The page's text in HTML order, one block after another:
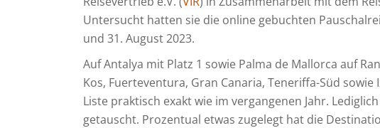
Untersucht hatten sie die online gebuchten
und 31. August 2023.
Auf Antalya mit Platz 1 sowie Palma de Mallorca auf
Kos, Fuerteventura, Gran Canaria, Teneriffa-Süd
Liste praktisch exakt wie im vergangenen Jahr.
getauscht. Prozentual etwas zugelegt hat die